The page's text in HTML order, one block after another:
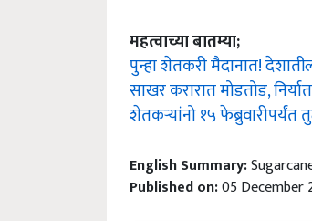
महत्वाच्या बातम्या;
पुन्हा शेतकरी मैदानात!
साखर करारात मोडतोड,
शेतकऱ्यांनो १५ फेब्रुवारीपर्यंत
English Summary:
Published on:05 December